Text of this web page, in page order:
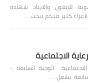
للايفون والايباد شهادة
كثير منكم يبحث …
الاجتماعية
الوجبة السابعة -
يشغل …